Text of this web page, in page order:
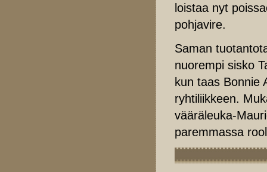
loistaa nyt
pohjavire.
Saman
nuorempi sisko
kun taas Bonnie
ryhtiliikkeen.
vääräleuka-
paremmassa